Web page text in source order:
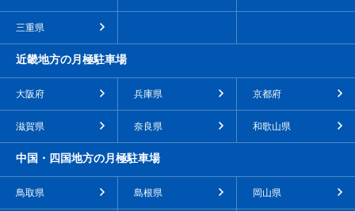
三重県
近畿地方の月極駐車場
大阪府 兵庫県 京都府
滋賀県 奈良県 和歌山県
中国・四国地方の月極駐車場
鳥取県 島根県 岡山県